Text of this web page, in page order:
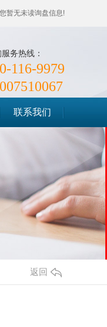
您暂无未读询盘信息!
务热线：
116-9979
联系我们
返回